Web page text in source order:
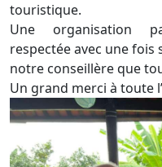
touristique.
Une organisation
respectée avec une
notre conseillère que
Un grand merci à toute